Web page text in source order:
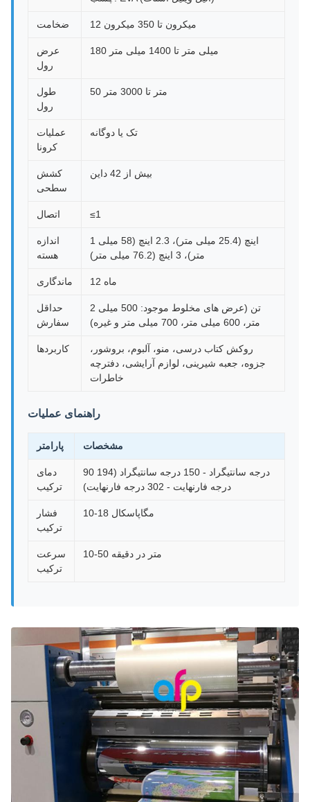
ضخامت 12 میکرون تا 350 میکرون
عرض
رول
180 میلی متر تا 1400 میلی متر
طول
رول
50 متر تا 3000 متر
عملیات
کرونا
تک یا دوگانه
کشش
سطحی
بیش از 42 داین
اتصال ≤1
اندازه
هسته
1 اینچ (25.4 میلی متر)، 2.3 اینچ (58 میلی
متر)، 3 اینچ (76.2 میلی متر)
ماندگاری 12 ماه
حداقل
سفارش
2 تن (عرض های مخلوط موجود: 500 میلی
متر، 600 میلی متر، 700 میلی متر و غیره)
کاربردها
روکش کتاب درسی، منو، آلبوم، بروشور،
جزوه، جعبه شیرینی، لوازم آرایشی، دفترچه
خاطرات
راهنمای عملیات
پارامتر مشخصات
دمای
ترکیب
90 درجه سانتیگراد - 150 درجه سانتیگراد (194
درجه فارنهایت - 302 درجه فارنهایت)
فشار
ترکیب
10-18 مگاپاسکال
سرعت
ترکیب
10-50 متر در دقیقه